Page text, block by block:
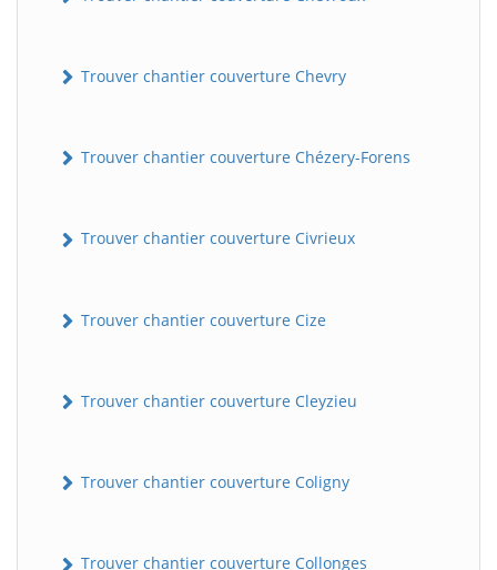
Trouver chantier couverture Chevry
Trouver chantier couverture Chézery-Forens
Trouver chantier couverture Civrieux
Trouver chantier couverture Cize
Trouver chantier couverture Cleyzieu
Trouver chantier couverture Coligny
Trouver chantier couverture Collonges
BatiWebPro